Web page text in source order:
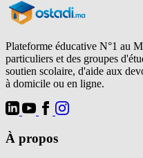
Plateforme éducative N°1 au
particuliers et des groupes
soutien scolaire, d'aide aux
à domicile ou en ligne.
À propos